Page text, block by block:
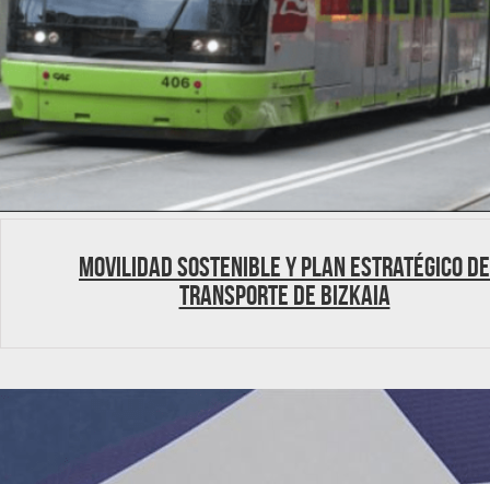
Movilidad sostenible y Plan estratégico de
transporte de Bizkaia